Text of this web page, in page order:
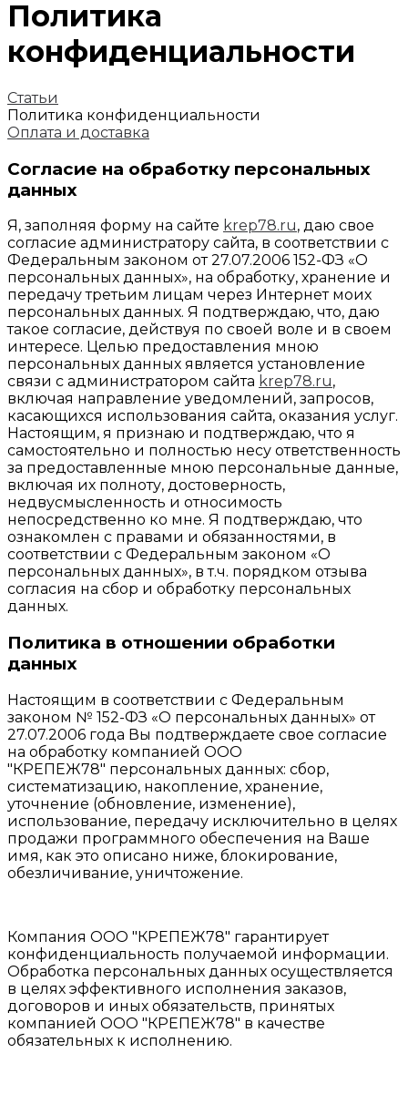
Политика
конфиденциальности
Статьи
Политика конфиденциальности
Оплата и доставка
Согласие на обработку персональных
данных
Я, заполняя форму на сайте krep78.ru, даю свое
согласие администратору сайта, в соответствии с
Федеральным законом от 27.07.2006 152-ФЗ «О
персональных данных», на обработку, хранение и
передачу третьим лицам через Интернет моих
персональных данных. Я подтверждаю, что, даю
такое согласие, действуя по своей воле и в своем
интересе. Целью предоставления мною
персональных данных является установление
связи с администратором сайта krep78.ru,
включая направление уведомлений, запросов,
касающихся использования сайта, оказания услуг.
Настоящим, я признаю и подтверждаю, что я
самостоятельно и полностью несу ответственность
за предоставленные мною персональные данные,
включая их полноту, достоверность,
недвусмысленность и относимость
непосредственно ко мне. Я подтверждаю, что
ознакомлен с правами и обязанностями, в
соответствии с Федеральным законом «О
персональных данных», в т.ч. порядком отзыва
согласия на сбор и обработку персональных
данных.
Политика в отношении обработки
данных
Настоящим в соответствии с Федеральным
законом № 152-ФЗ «О персональных данных» от
27.07.2006 года Вы подтверждаете свое согласие
на обработку компанией ООО
"КРЕПЕЖ78" персональных данных: сбор,
систематизацию, накопление, хранение,
уточнение (обновление, изменение),
использование, передачу исключительно в целях
продажи программного обеспечения на Ваше
имя, как это описано ниже, блокирование,
обезличивание, уничтожение.
Компания ООО "КРЕПЕЖ78" гарантирует
конфиденциальность получаемой информации.
Обработка персональных данных осуществляется
в целях эффективного исполнения заказов,
договоров и иных обязательств, принятых
компанией ООО "КРЕПЕЖ78" в качестве
обязательных к исполнению.